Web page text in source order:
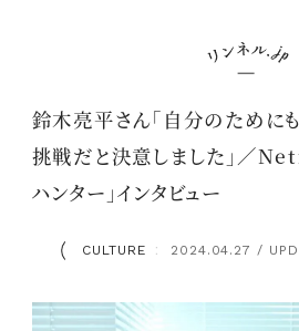
鈴木亮平さん「自分のために
挑戦だと決意しました」／
ハンター」インタビュー
CULTURE ： 2024.04.27 /